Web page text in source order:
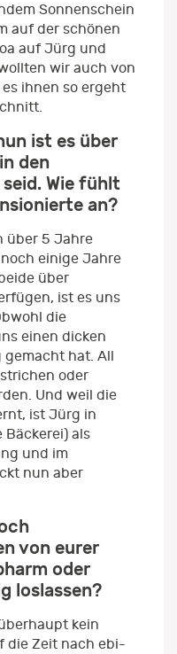
Sonnenschein
auf der schönen
auf Jürg und
wir auch von
ihnen so ergeht
ist es über
den
Wie fühlt
an?
über 5 Jahre
einige Jahre
über
ist es uns
die
einen dicken
hat. All
oder
Und weil die
ist Jürg in
als
und im
nun aber
von eurer
oder
loslassen?
kein
die Zeit nach ebi-